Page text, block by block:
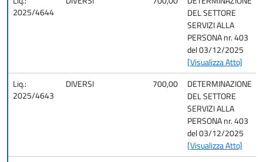
2025/4644
DEL SETTORE
SERVIZI ALLA
PERSONA nr. 403
del 03/12/2025
[Visualizza Atto]
Liq.:
2025/4643
DIVERSI 700,00
DETERMINAZIONE
DEL SETTORE
SERVIZI ALLA
PERSONA nr. 403
del 03/12/2025
[Visualizza Atto]